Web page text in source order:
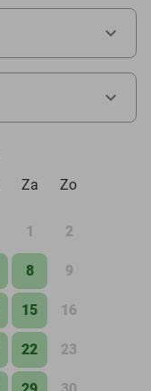
Za Zo
1 2
8 9
15 16
22 23